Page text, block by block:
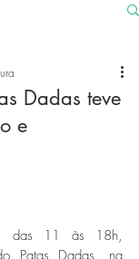
Dadas teve
e
das 11 às 18h,
Patas Dadas, na